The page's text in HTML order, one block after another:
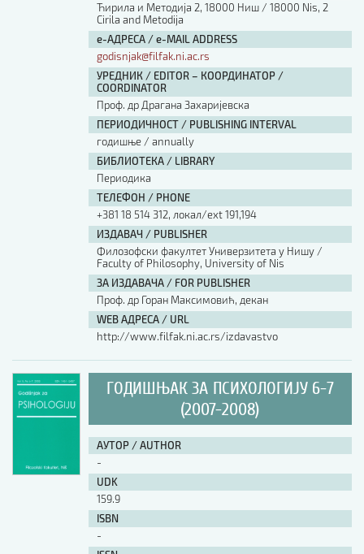
Ћирила и Методија 2, 18000 Ниш / 18000 Nis, 2
Cirila and Metodija
е-АДРЕСА / e-MAIL ADDRESS
godisnjak@filfak.ni.ac.rs
УРЕДНИК / EDITOR – КООРДИНАТОР /
COORDINATOR
Проф. др Драгана Захаријевска
ПЕРИОДИЧНОСТ / PUBLISHING INTERVAL
годишње / annually
БИБЛИОТЕКА / LIBRARY
Периодика
ТЕЛЕФОН / PHONE
+381 18 514 312, локал/ext 191,194
ИЗДАВАЧ / PUBLISHER
Филозофски факултет Универзитета у Нишу /
Faculty of Philosophy, University of Nis
ЗА ИЗДАВАЧА / FOR PUBLISHER
Проф. др Горан Максимовић, декан
WEB АДРЕСА / URL
http://www.filfak.ni.ac.rs/izdavastvo
ГОДИШЊАК ЗА ПСИХОЛОГИЈУ 6-7
(2007-2008)
АУТОР / AUTHOR
-
UDK
159.9
ISBN
-